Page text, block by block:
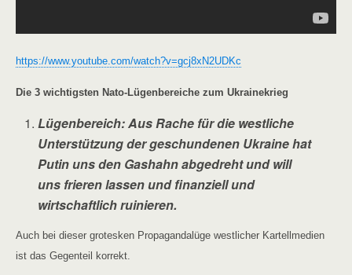
https://www.youtube.com/watch?v=gcj8xN2UDKc
Die 3 wichtigsten Nato-Lügenbereiche zum Ukrainekrieg
Lügenbereich: Aus Rache für die westliche
Unterstützung der geschundenen Ukraine hat
Putin uns den Gashahn abgedreht und will
uns frieren lassen und finanziell und
wirtschaftlich ruinieren.
Auch bei dieser grotesken Propagandalüge westlicher Kartellmedien
ist das Gegenteil korrekt.